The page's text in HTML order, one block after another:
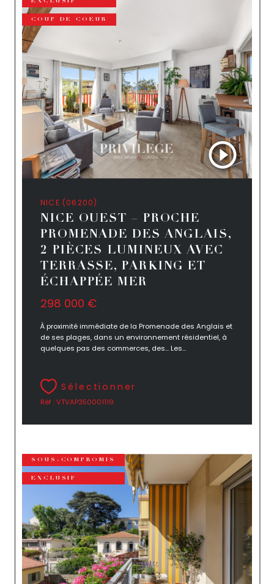
NICE (06200)
NICE OUEST – PROCHE
PROMENADE DES ANGLAIS,
2 PIÈCES LUMINEUX AVEC
TERRASSE, PARKING ET
ÉCHAPPÉE MER
298 000 €
À proximité immédiate de la Promenade des Anglais et
de ses plages, dans un environnement résidentiel, à
quelques pas des commerces, des... Les...
Sélectionner
Réf : VTVAP350001119
EXCLUSIF
COUP DE COEUR
SOUS-COMPROMIS
EXCLUSIF